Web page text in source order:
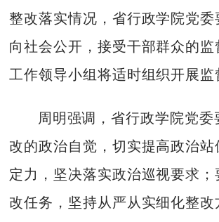
整改落实情况，省行政学院党委
向社会公开，接受干部群众的监
工作领导小组将适时组织开展监
周明强调，省行政学院党委
改的政治自觉，切实提高政治站
定力，坚决落实政治巡视要求；
改任务，坚持从严从实细化整改